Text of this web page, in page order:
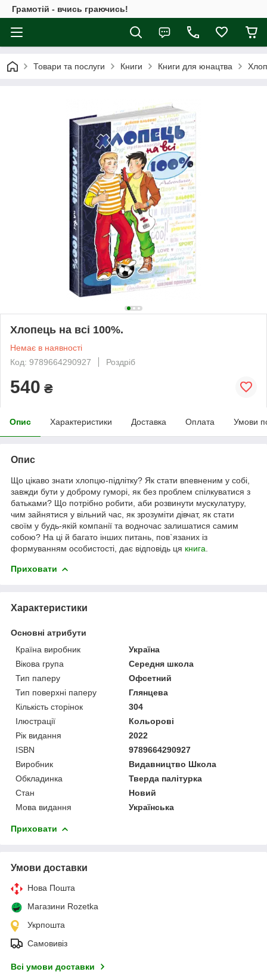
Грамотій - вчись граючись!
Товари та послуги Книги Книги для юнацтва
Хлопець на всі 100%.
Немає в наявності
Код: 9789664290927
Роздріб
540 ₴
Опис Характеристики Доставка Оплата Умови
Опис
Що цікаво знати хлопцю-підлітку? Як стати впевненим у собі,
завжди бути у доброму гуморі, як без проблем спілкуватися з
батьками? Що потрібно робити, аби розвинути мускулатуру,
чим зайнятися у вільний час, як зрозуміти дівчат, як стати
своїм у будь-якій компанії та водночас залишатися самим
собою? На ці й багато інших питань, пов`язаних із
формуванням особистості, дає відповідь ця книга
Приховати
Характеристики
Основні атрибути
Країна виробник
Україна
Вікова група
Середня школа
Тип паперу
Офсетний
Тип поверхні паперу
Глянцева
Кількість сторінок
304
Ілюстрації
Кольорові
Рік видання
2022
ISBN
9789664290927
Виробник
Видавництво Школа
Обкладинка
Тверда палітурка
Стан
Новий
Мова видання
Українська
Приховати
Умови доставки
Нова Пошта
Магазини Rozetka
Укрпошта
Самовивіз
Всі умови доставки